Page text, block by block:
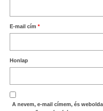
E-mail cím *
Honlap
A nevem, e-mail címem, és